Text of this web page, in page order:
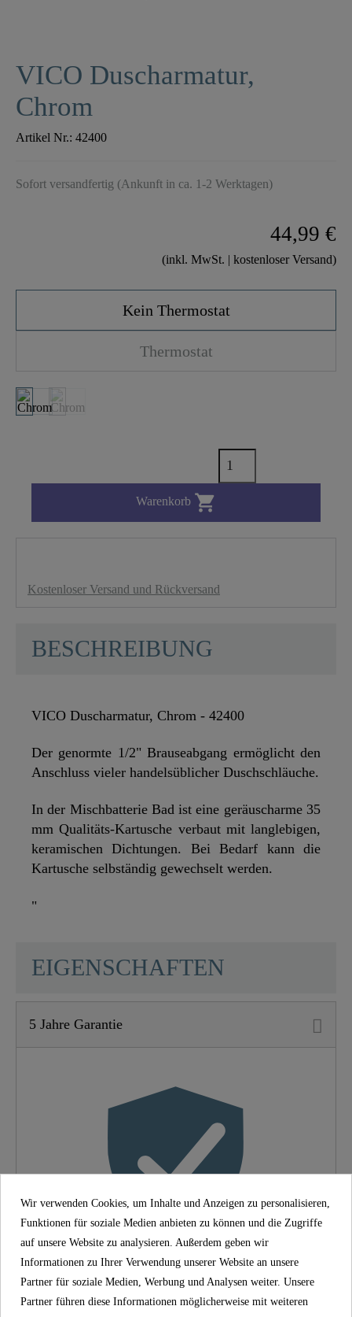
VICO Duscharmatur,
Chrom
Artikel Nr.: 42400
Sofort versandfertig (Ankunft in ca. 1-2 Werktagen)
44,99 €
(inkl. MwSt. | kostenloser Versand)
Kein Thermostat
Thermostat
Warenkorb 
Kostenloser Versand und Rückversand
BESCHREIBUNG
VICO Duscharmatur, Chrom - 42400
Der genormte 1/2" Brauseabgang ermöglicht den
Anschluss vieler handelsüblicher Duschschläuche.
In der Mischbatterie Bad ist eine geräuscharme 35
mm Qualitäts-Kartusche verbaut mit langlebigen,
keramischen Dichtungen. Bei Bedarf kann die
Kartusche selbständig gewechselt werden.
"
Material UBA Messing
Chrom
0,7 Kg
Breite 17,5 Cm
Höhe 10,0 Cm
EIGENSCHAFTEN
5 Jahre Garantie
5 Jahre Garantie
Wir verwenden Cookies, um Inhalte und Anzeigen zu personalisieren,
Funktionen für soziale Medien anbieten zu können und die Zugriffe
auf unsere Website zu analysieren. Außerdem geben wir
Informationen zu Ihrer Verwendung unserer Website an unsere
Partner für soziale Medien, Werbung und Analysen weiter. Unsere
Partner führen diese Informationen möglicherweise mit weiteren